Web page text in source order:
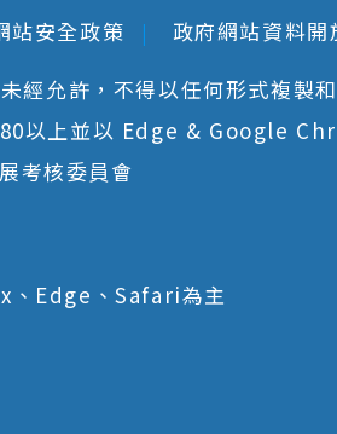
站安全政策 政府網站資料開
經允許，不得以任何形式複製
以上並以 Edge & Google
考核委員會
Edge、Safari為主